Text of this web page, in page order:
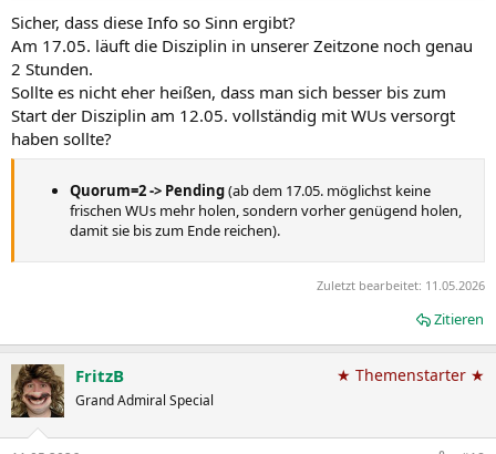
Sicher, dass diese Info so Sinn ergibt?
Am 17.05. läuft die Disziplin in unserer Zeitzone noch genau
2 Stunden.
Sollte es nicht eher heißen, dass man sich besser bis zum
Start der Disziplin am 12.05. vollständig mit WUs versorgt
haben sollte?
Quorum=2 -> Pending(ab dem 17.05. möglichst keine
frischen WUs mehr holen, sondern vorher genügend holen,
damit sie bis zum Ende reichen).
Zuletzt bearbeitet: 11.05.2026
Zitieren
FritzB
Grand Admiral Special
★ Themenstarter ★